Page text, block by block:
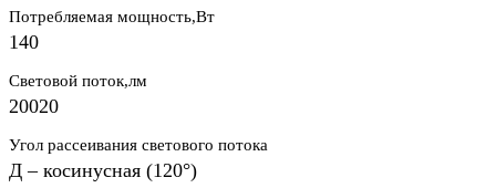
Потребляемая мощность,Вт
140
Световой поток,лм
20020
Угол рассеивания светового потока
Д – косинусная (120°)